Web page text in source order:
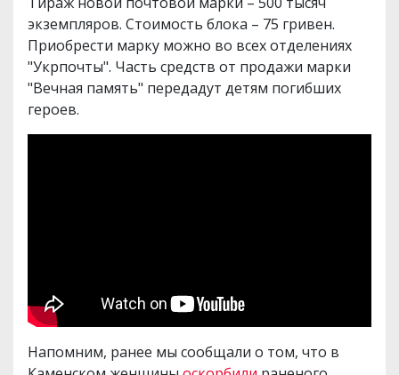
экземпляров. Стоимость блока – 75 гривен.
Приобрести марку можно во всех отделениях
"Укрпочты". Часть средств от продажи марки
"Вечная память" передадут детям погибших
героев.
Напомним, ранее мы сообщали о том, что в